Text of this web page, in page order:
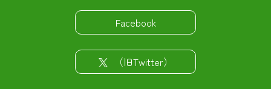
Facebook
（旧Twitter）